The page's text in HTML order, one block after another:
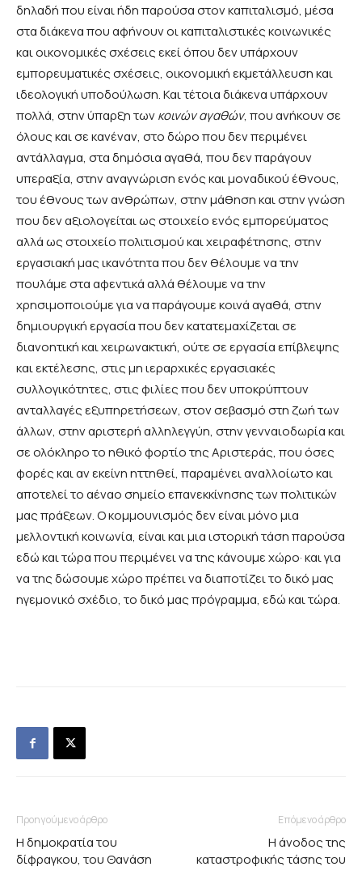
δηλαδή που είναι ήδη παρούσα στον καπιταλισμό, μέσα
στα διάκενα που αφήνουν οι καπιταλιστικές κοινωνικές
και οικονομικές σχέσεις εκεί όπου δεν υπάρχουν
εμπορευματικές σχέσεις, οικονομική εκμετάλλευση και
ιδεολογική υποδούλωση. Και τέτοια διάκενα υπάρχουν
πολλά, στην ύπαρξη τωνκοινών αγαθών, που ανήκουν σε
όλους και σε κανέναν, στο δώρο που δεν περιμένει
αντάλλαγμα, στα δημόσια αγαθά, που δεν παράγουν
υπεραξία, στην αναγνώριση ενός και μοναδικού έθνους,
του έθνους των ανθρώπων, στην μάθηση και στην γνώση
που δεν αξιολογείται ως στοιχείο ενός εμπορεύματος
αλλά ως στοιχείο πολιτισμού και χειραφέτησης, στην
εργασιακή μας ικανότητα που δεν θέλουμε να την
πουλάμε στα αφεντικά αλλά θέλουμε να την
χρησιμοποιούμε για να παράγουμε κοινά αγαθά, στην
δημιουργική εργασία που δεν κατατεμαχίζεται σε
διανοητική και χειρωνακτική, ούτε σε εργασία επίβλεψης
και εκτέλεσης, στις μη ιεραρχικές εργασιακές
συλλογικότητες, στις φιλίες που δεν υποκρύπτουν
ανταλλαγές εξυπηρετήσεων, στον σεβασμό στη ζωή των
άλλων, στην αριστερή αλληλεγγύη, στην γενναιοδωρία και
σε ολόκληρο το ηθικό φορτίο της Αριστεράς, που όσες
φορές και αν εκείνη ηττηθεί, παραμένει αναλλοίωτο και
αποτελεί το αέναο σημείο επανεκκίνησης των πολιτικών
μας πράξεων. Ο κομμουνισμός δεν είναι μόνο μια
μελλοντική κοινωνία, είναι και μια ιστορική τάση παρούσα
εδώ και τώρα που περιμένει να της κάνουμε χώρο·και για
να της δώσουμε χώρο πρέπει να διαποτίζει το δικό μας
ηγεμονικό σχέδιο, το δικό μας πρόγραμμα, εδώ και τώρα.
Προηγούμενο άρθρο
Η δημοκρατία του
δίφραγκου, του Θανάση
Επόμενο άρθρο
Η άνοδος της
καταστροφικής τάσης του